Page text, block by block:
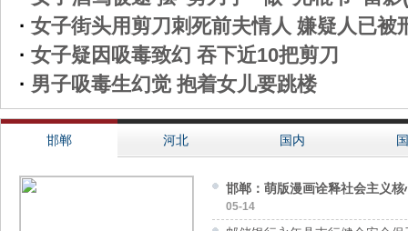
· 女子街头用剪刀刺死前夫情人 嫌疑人已被
· 女子疑因吸毒致幻 吞下近10把剪刀
· 男子吸毒生幻觉 抱着女儿要跳楼
邯郸 河北 国内
邯郸：萌版漫画诠释社会主义核
05-14